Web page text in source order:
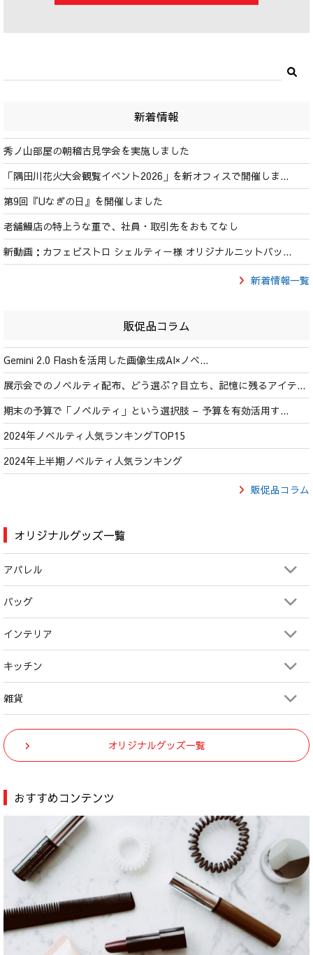
新着情報
秀ノ山部屋の朝稽古見学会を実施しました
「隅田川花火大会観覧イベント2026」を新オフィスで開催しま...
第9回『Uなぎの日』を開催しました
老舗鰻店の特上うな重で、社員・取引先をおもてなし
新動画：カフェビストロ シェルティー様 オリジナルニットバッ...
新着情報一覧
販促品コラム
Gemini 2.0 Flashを活用した画像生成AI×ノベ...
展示会でのノベルティ配布、どう選ぶ？目立ち、記憶に残るアイテ...
期末の予算で「ノベルティ」という選択肢 – 予算を有効活用す...
2024年ノベルティ人気ランキングTOP15
2024年上半期ノベルティ人気ランキング
販促品コラム
オリジナルグッズ一覧
アパレル
バッグ
インテリア
キッチン
雑貨
オリジナルグッズ一覧
おすすめコンテンツ